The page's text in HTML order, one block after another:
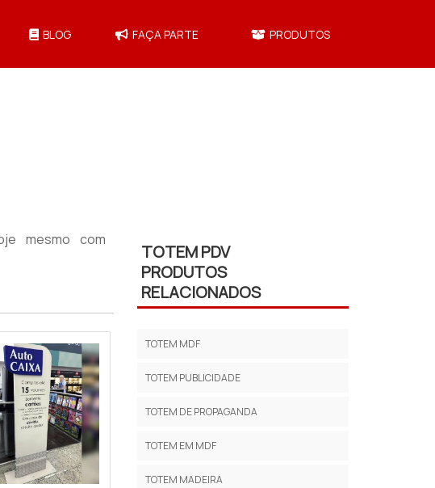
BLOG FAÇA PARTE PRODUTOS
mesmo com
TOTEM PDV
PRODUTOS
RELACIONADOS
TOTEM MDF
TOTEM PUBLICIDADE
TOTEM DE PROPAGANDA
TOTEM EM MDF
TOTEM MADEIRA